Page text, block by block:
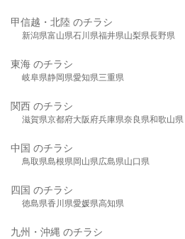
甲信越・北陸 のチラシ
新潟県富山県石川県福井県山梨県長野県
東海 のチラシ
岐阜県静岡県愛知県三重県
関西 のチラシ
滋賀県京都府大阪府兵庫県奈良県和歌山県
中国 のチラシ
鳥取県島根県岡山県広島県山口県
四国 のチラシ
徳島県香川県愛媛県高知県
九州・沖縄 のチラシ